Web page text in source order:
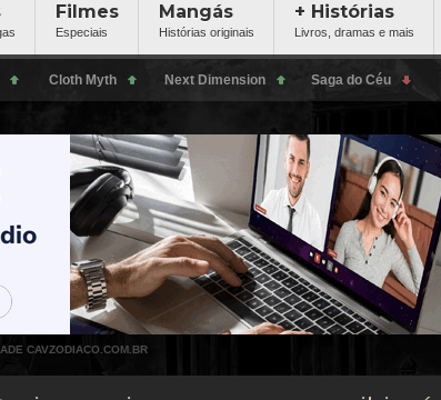
Filmes
Especiais
Mangás
Histórias originais
+ Histórias
Livros, dramas e mais
CAVZODIACO.COM.BR